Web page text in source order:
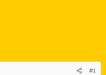
#1